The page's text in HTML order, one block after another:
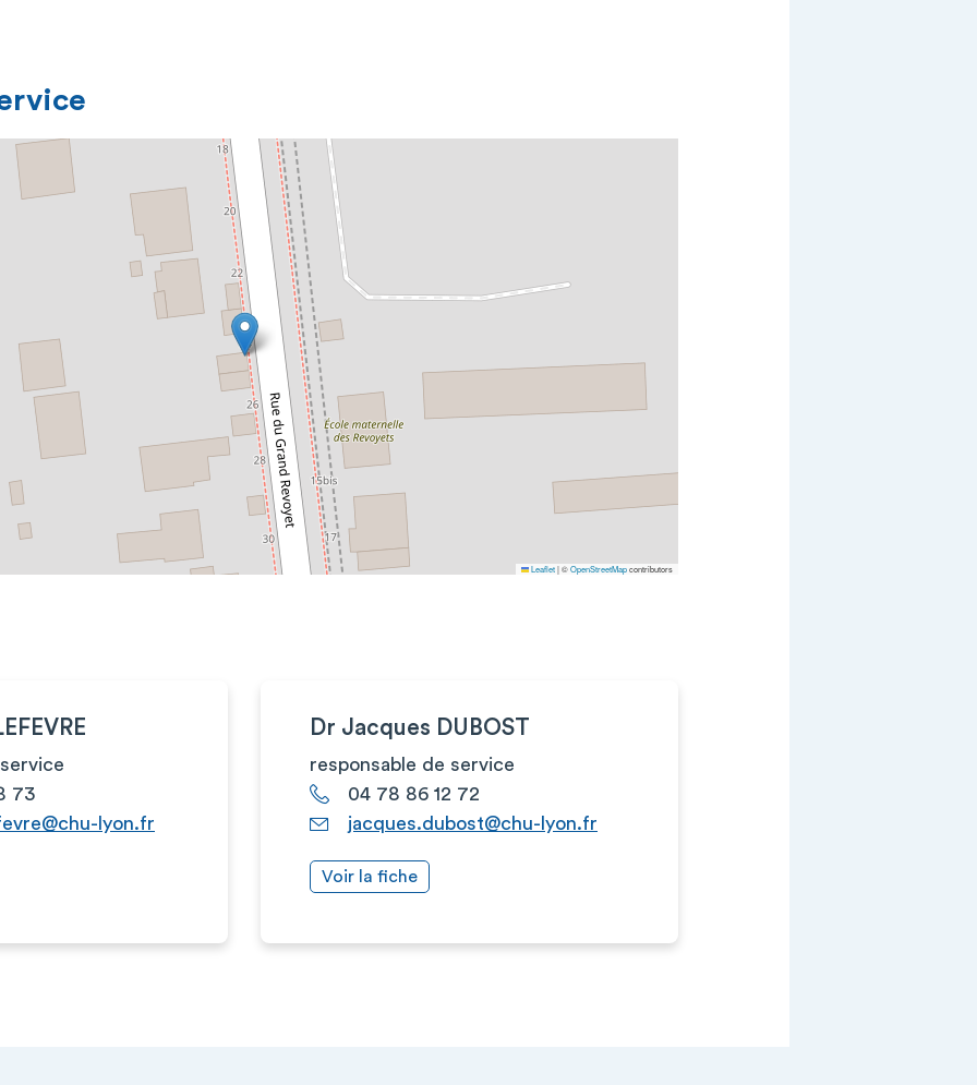
Leaflet|©OpenStreetMapcontributors
73
lyon.fr
Dr Jacques DUBOST
responsable de service
04 78 86 12 72
jacques.dubost@chu-lyon.fr
Voir la fiche